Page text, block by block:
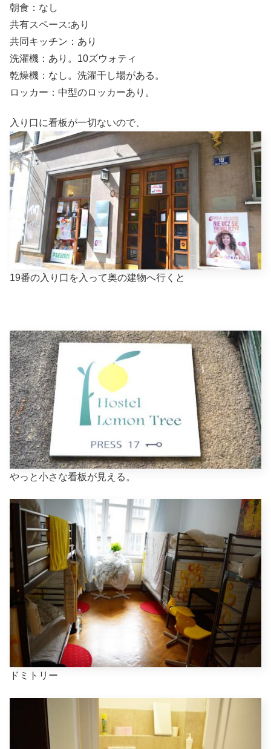
朝食：なし
共有スペース:あり
共同キッチン：あり
洗濯機：あり。10ズウォティ
乾燥機：なし。洗濯干し場がある。
ロッカー：中型のロッカーあり。
入り口に看板が一切ないので、
19番の入り口を入って奥の建物へ行くと
やっと小さな看板が見える。
ドミトリー